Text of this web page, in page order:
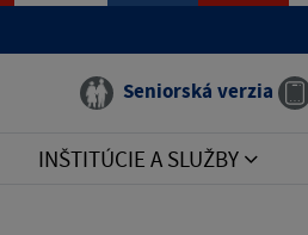
Seniorská verzia
INŠTITÚCIE A SLUŽBY